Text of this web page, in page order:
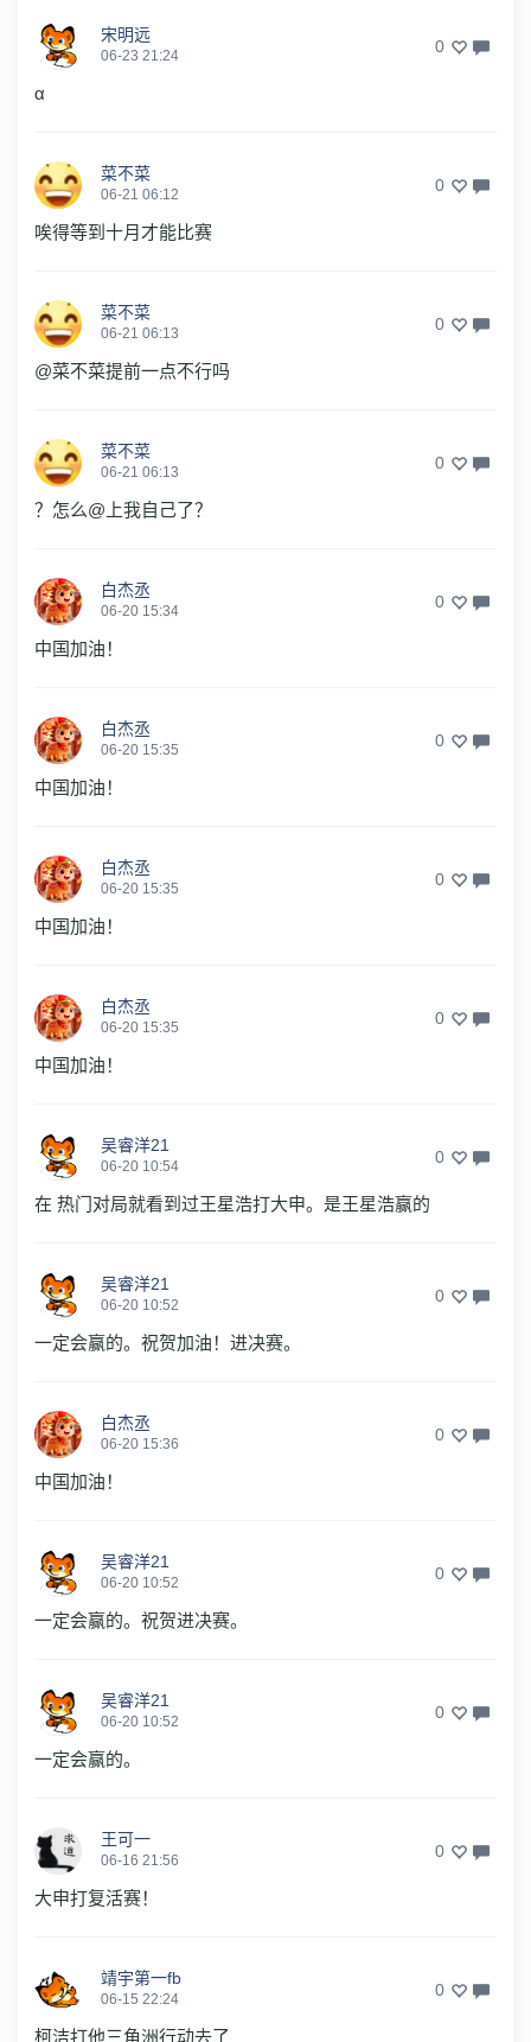
宋明远
06-23 21:24 0
α
菜不菜
06-21 06:12 0
唉得等到十月才能比赛
菜不菜
06-21 06:13 0
@菜不菜提前一点不行吗
菜不菜
06-21 06:13 0
？怎么@上我自己了？
白杰丞
06-20 15:34 0
中国加油！
白杰丞
06-20 15:35 0
中国加油！
白杰丞
06-20 15:35 0
中国加油！
白杰丞
06-20 15:35 0
中国加油！
吴睿洋21
06-20 10:54 0
在 热门对局就看到过王星浩打大申。是王星浩赢的
吴睿洋21
06-20 10:52 0
一定会赢的。祝贺加油！进决赛。
白杰丞
06-20 15:36 0
中国加油！
吴睿洋21
06-20 10:52 0
一定会赢的。祝贺进决赛。
吴睿洋21
06-20 10:52 0
一定会赢的。
王可一
06-16 21:56 0
大申打复活赛！
靖宇第一fb
06-15 22:24 0
柯洁打他三角洲行动去了